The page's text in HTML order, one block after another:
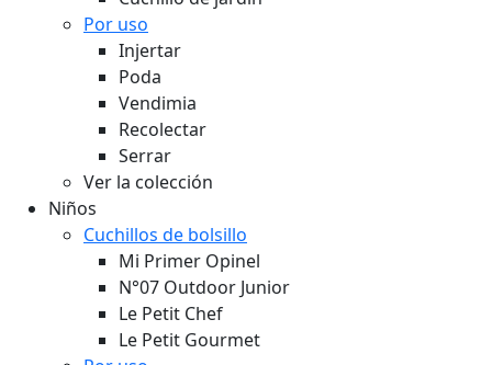
Por uso
Injertar
Poda
Vendimia
Recolectar
Serrar
Ver la colección
Niños
Cuchillos de bolsillo
Mi Primer Opinel
N°07 Outdoor Junior
Le Petit Chef
Le Petit Gourmet